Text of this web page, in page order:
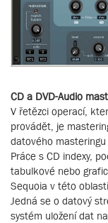
CD a DVD-Audio
V řetězci operací,
provádět, je
datového masteringu
Práce s CD indexy,
tabulkové nebo
Sequoia v této
Jedná se o datový
systém uložení dat